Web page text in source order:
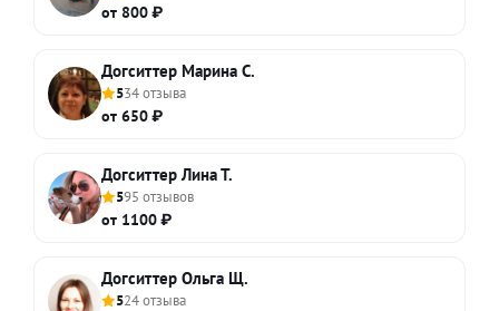
от 800 ₽
Догситтер Марина С.
534 отзыва
от 650 ₽
Догситтер Лина Т.
595 отзывов
от 1100 ₽
Догситтер Ольга Щ.
524 отзыва